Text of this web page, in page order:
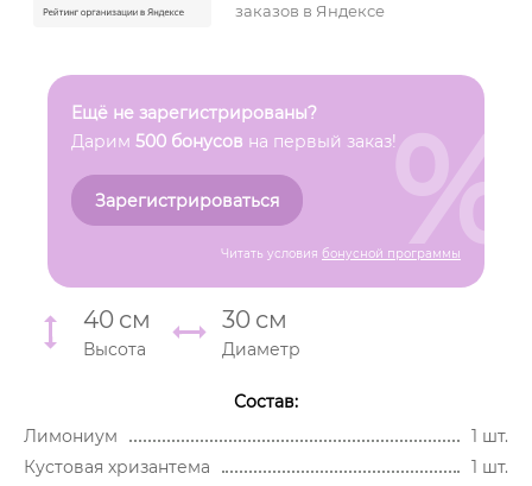
заказов в Яндексе
Ещё не зарегистрированы?
Дарим 500 бонусов на первый заказ!
Зарегистрироваться
Читать условия бонусной программы
%
40 см
Высота
30 см
Диаметр
Состав:
Лимониум
1 шт.
Кустовая хризантема
1 шт.